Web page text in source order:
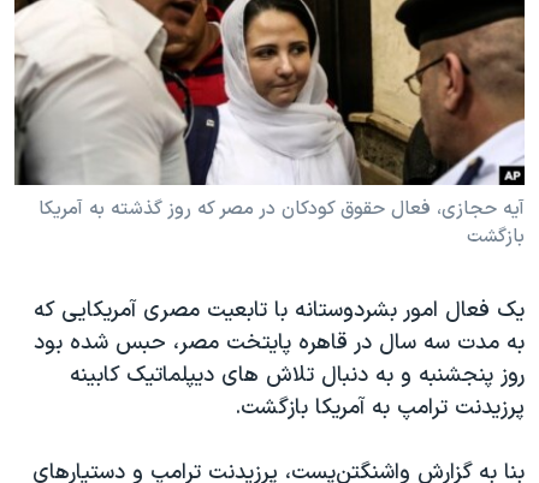
فرهنگ و زندگی
حقوق شهروندی
اقتصادی
علم و فناوری
اسرائیل در جنگ
گالری عکس
مستندها
انتخابات ریاست جمهوری آمریکا ۲۰۲۴
حمله جمهوری اسلامی به اسرائیل
رمز مهسا
ورزش زنان در ایران
اعتراضات زن، زندگی، آزادی
تریبونال مردمی آبان ۹۸
دادگاه حمید نوری
چهل سال گروگان‌گیری
دنبال کنید
زبانهای مختلف
آیه حجازی، فعال حقوق کودکان در مصر که روز گذشته به آمریکا
بازگشت
یک فعال امور بشردوستانه با تابعیت مصری آمریکایی که
به مدت سه سال در قاهره پایتخت مصر، حبس شده بود
روز پنجشنبه و به دنبال تلاش های دیپلماتیک کابینه
پرزیدنت ترامپ به آمریکا بازگشت.
بنا به گزارش واشنگتن‌پست، پرزیدنت ترامپ و دستیارهای